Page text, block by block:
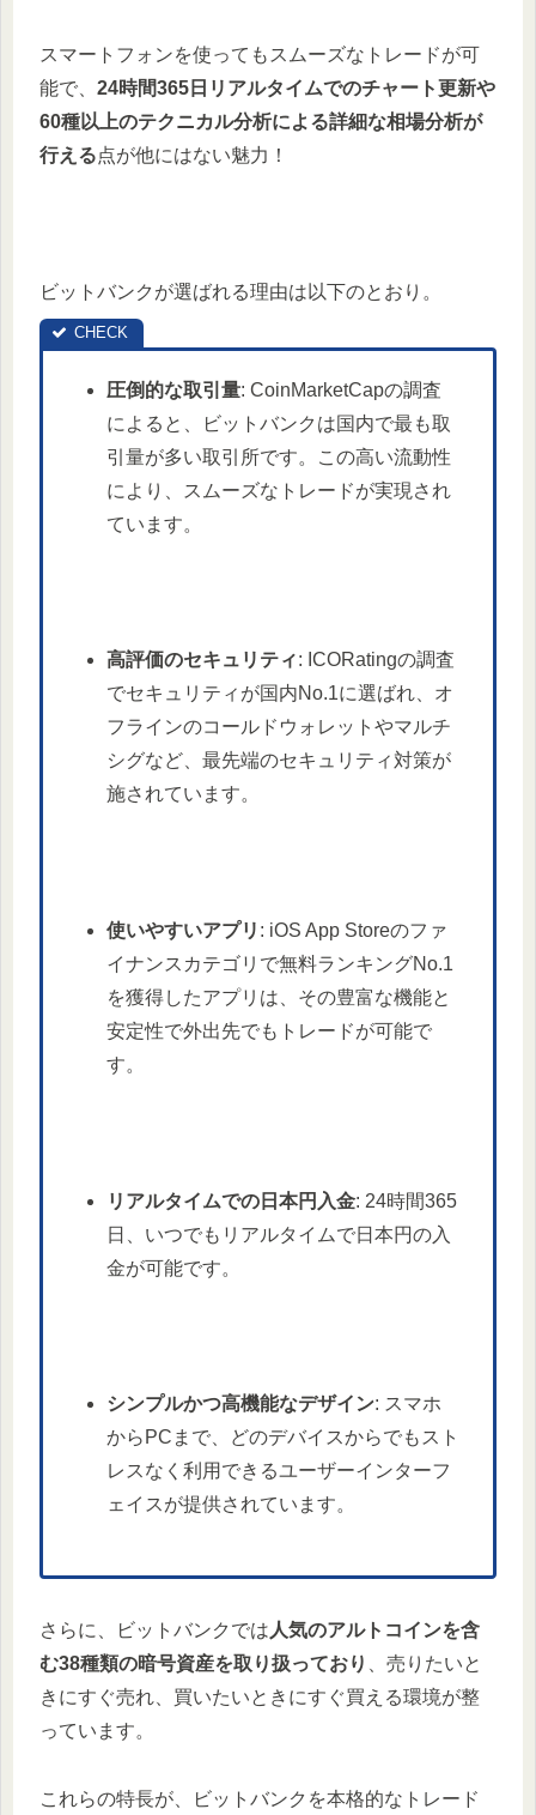
スマートフォンを使ってもスムーズなトレードが可
能で、 24時間365日リアルタイムでのチャート更新や
60種以上のテクニカル分析による詳細な相場分析が
行える点が他にはない魅力！
ビットバンクが選ばれる理由は以下のとおり。
圧倒的な取引量: CoinMarketCapの調査
によると、ビットバンクは国内で最も取
引量が多い取引所です。この高い流動性
により、スムーズなトレードが実現され
ています。
高評価のセキュリティ: ICORatingの調査
でセキュリティが国内No.1に選ばれ、オ
フラインのコールドウォレットやマルチ
シグなど、最先端のセキュリティ対策が
施されています。
使いやすいアプリ : iOS App Storeのファ
イナンスカテゴリで無料ランキングNo.1
を獲得したアプリは、その豊富な機能と
安定性で外出先でもトレードが可能で
す。
リアルタイムでの日本円入金: 24時間365
日、いつでもリアルタイムで日本円の入
金が可能です。
シンプルかつ高機能なデザイン: スマホ
からPCまで、どのデバイスからでもスト
レスなく利用できるユーザーインターフ
ェイスが提供されています。
さらに、ビットバンクでは 人気のアルトコインを含
む38種類の暗号資産を取り扱っており
、売りたいと
きにすぐ売れ、買いたいときにすぐ買える環境が整
っています。
これらの特長が、ビットバンクを本格的なトレード